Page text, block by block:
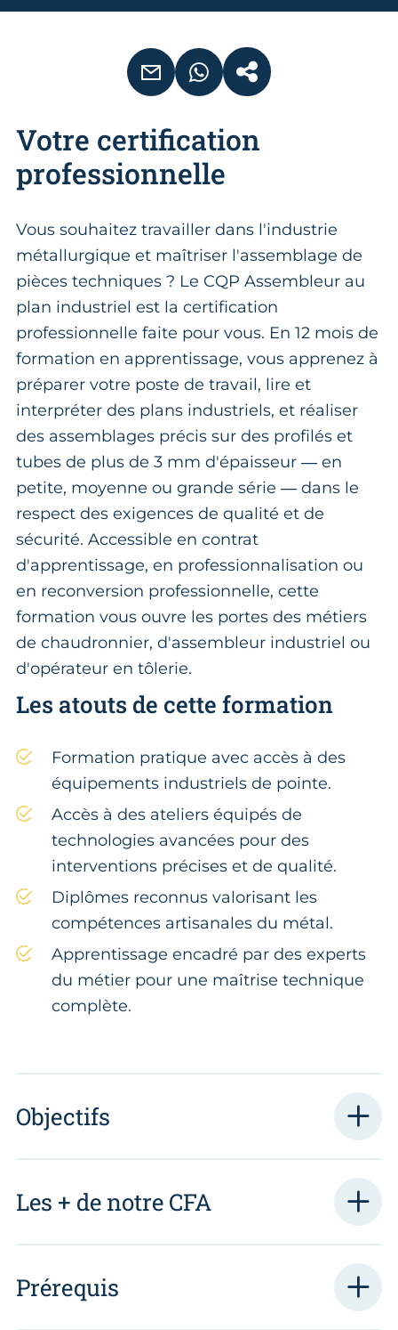
EMAIL WHATSAPPCOPIER LE LIEN
Votre certification
professionnelle
Vous souhaitez travailler dans l'industrie
métallurgique et maîtriser l'assemblage de
pièces techniques ? Le CQP Assembleur au
plan industriel est la certification
professionnelle faite pour vous. En 12 mois de
formation en apprentissage, vous apprenez à
préparer votre poste de travail, lire et
interpréter des plans industriels, et réaliser
des assemblages précis sur des profilés et
tubes de plus de 3 mm d'épaisseur — en
petite, moyenne ou grande série — dans le
respect des exigences de qualité et de
sécurité. Accessible en contrat
d'apprentissage, en professionnalisation ou
en reconversion professionnelle, cette
formation vous ouvre les portes des métiers
de chaudronnier, d'assembleur industriel ou
d'opérateur en tôlerie.
Les atouts de cette formation
Formation pratique avec accès à des
équipements industriels de pointe.
Accès à des ateliers équipés de
technologies avancées pour des
interventions précises et de qualité.
Diplômes reconnus valorisant les
compétences artisanales du métal.
Apprentissage encadré par des experts
du métier pour une maîtrise technique
complète.
Objectifs
Les + de notre CFA
Prérequis